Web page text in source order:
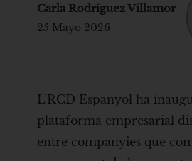
Carla Rodríguez Villamor
25 Mayo 2026
L’RCD Espanyol ha
plataforma empresarial
entre companyies que